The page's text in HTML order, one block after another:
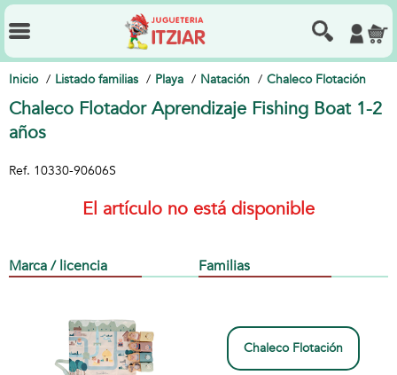
Inicio Listado familias Playa Natación Chaleco Flotación
Chaleco Flotador Aprendizaje Fishing Boat 1-2
años
Ref. 10330-90606S
El artículo no está disponible
Marca / licencia Familias
Chaleco Flotación